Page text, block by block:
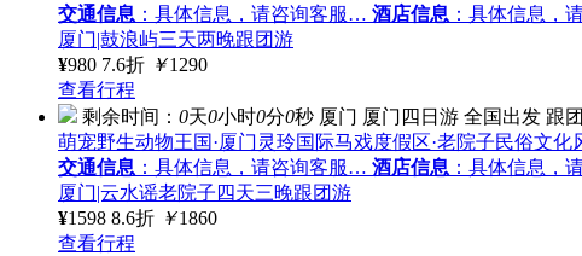
交通信息 ：具体信息，请咨询客服… 酒店信息 ：具体信息，
厦门|鼓浪屿三天两晚跟团游
¥980 7.6折 ￥1290
查看行程
剩余时间： 0天0小时0分0秒 厦门 厦门四日游 全国出发 跟
萌宠野生动物王国·厦门灵玲国际马戏度假区·老院子民俗文化
交通信息 ：具体信息，请咨询客服… 酒店信息 ：具体信息，
厦门|云水谣老院子四天三晚跟团游
¥1598 8.6折 ￥1860
查看行程